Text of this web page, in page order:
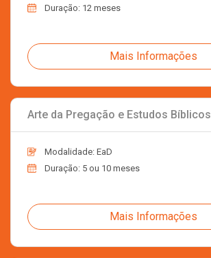
Duração: 12 meses
Mais Informações
Arte da Pregação e Estudos Bíblicos
Modalidade: EaD
Duração: 5 ou 10 meses
Mais Informações